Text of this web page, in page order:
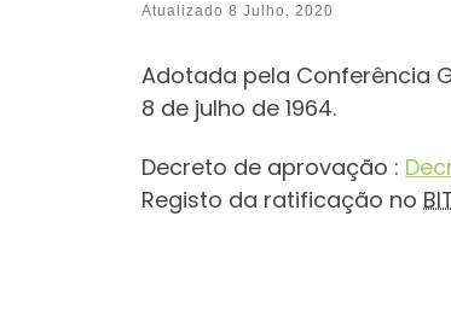
Atualizado 8 Julho, 2020
Adotada pela Conferência
8 de julho de 1964.
Decreto de aprovação :
Registo da ratificação no